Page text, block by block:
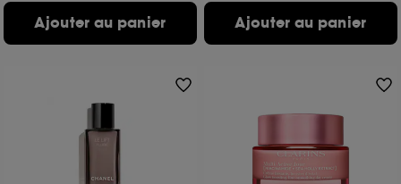
Ajouter au panier Ajouter au panier